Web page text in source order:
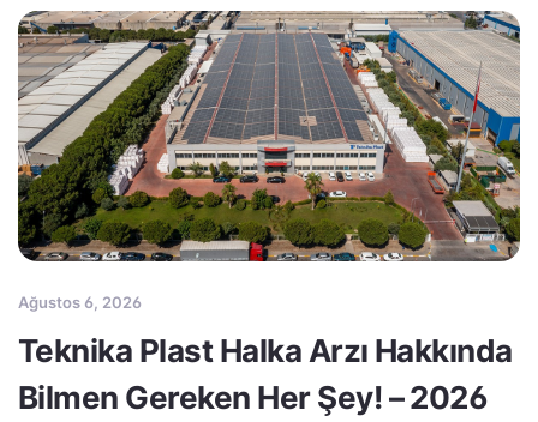
Ağustos 6, 2026
Teknika Plast Halka Arzı Hakkında
Bilmen Gereken Her Şey! – 2026